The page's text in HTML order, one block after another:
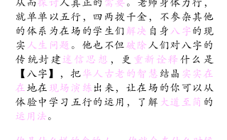
就单单以五行，四两拨千金，不参杂其他
的体系为在场的学生们解决 自身八字的现
实 人生问题 。他也不但破除人们对八字的
传统封建迷信思想 ，更 重新诠释什么是
【八字】，把华人古老的智慧 结晶 实实在
在地在 现场演练 出来，让在场的你可以从
体验中学习五行的运用，了解 大道至简 的
运用法。